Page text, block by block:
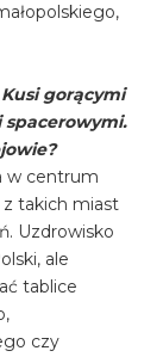
gorącymi
spacerowymi.
w centrum
z takich miast
Uzdrowisko
ale
tablice
czy